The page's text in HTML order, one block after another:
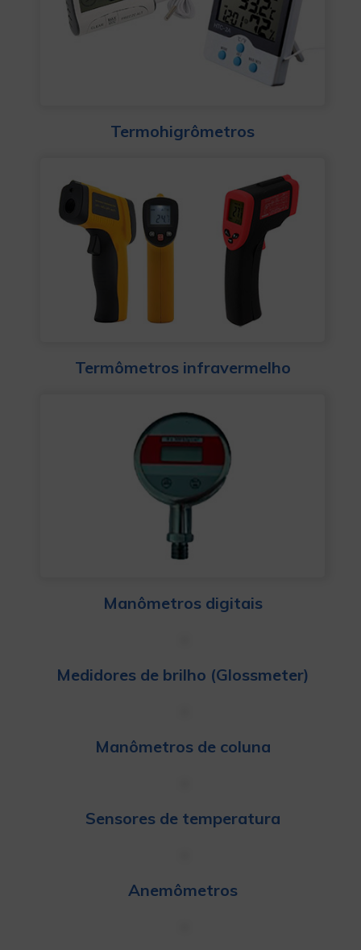
Termohigrômetros
Termômetros infravermelho
Manômetros digitais
Medidores de brilho (Glossmeter)
Manômetros de coluna
Sensores de temperatura
Anemômetros